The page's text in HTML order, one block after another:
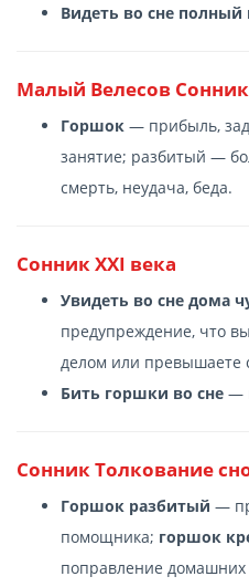
Видеть во сне
Малый Велесов Сонник
Горшок — прибыль,
занятие; разбитый —
смерть, неудача, беда.
Сонник XXI века
Увидеть во сне дома
предупреждение, что
делом или превышаете
Бить горшки во сне —
Cонник Толкование
Горшок разбитый —
помощника; горшок
поправление домашних